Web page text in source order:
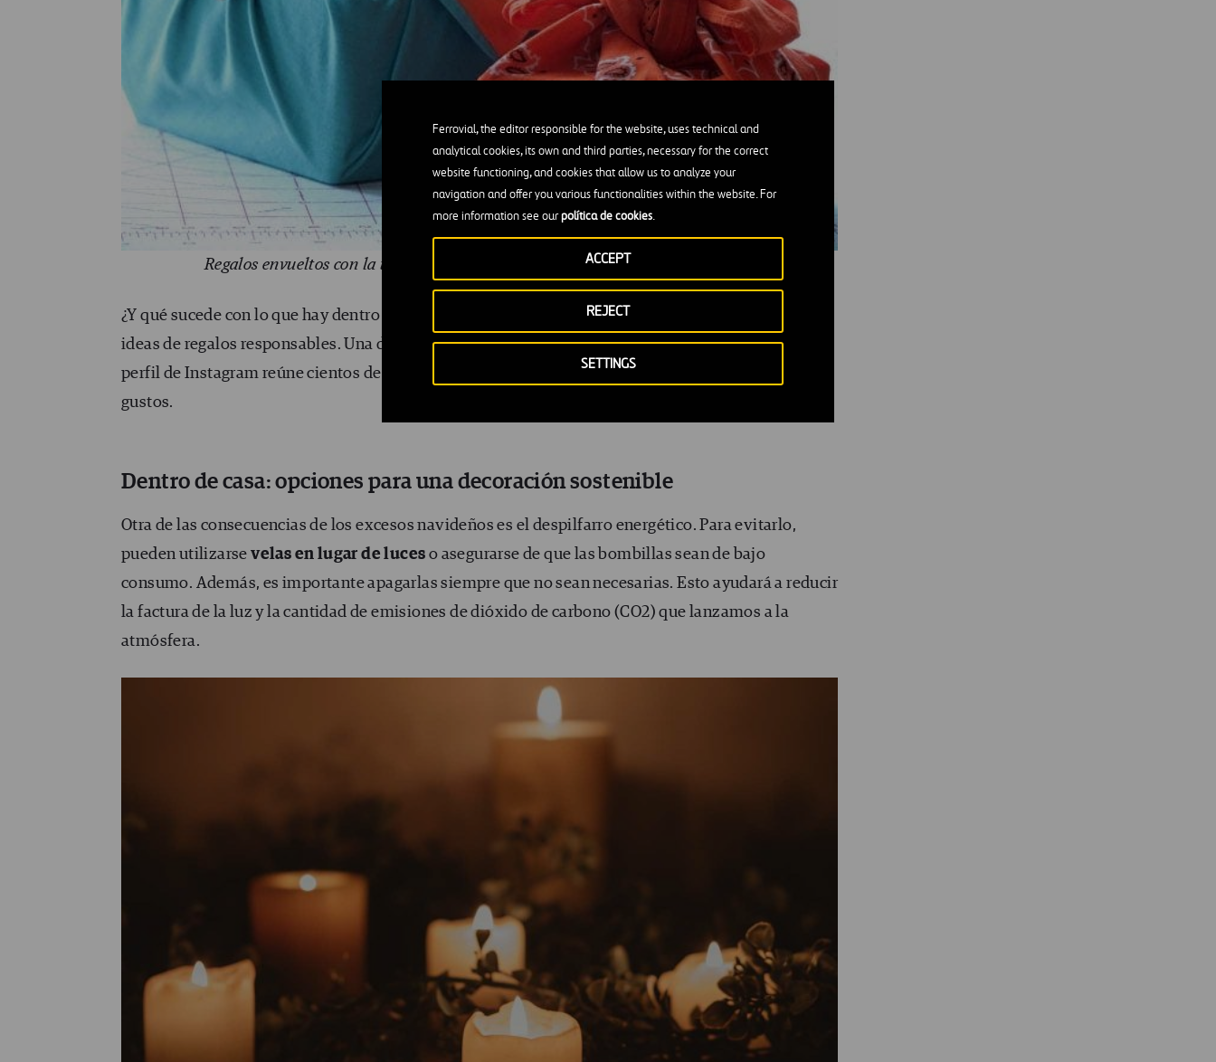
Ferrovial, the editor responsible for the website, uses technical and
analytical cookies, its own and third parties, necessary for the correct
website functioning, and cookies that allow us to analyze your
navigation and offer you various functionalities within the website. For
more information see ourpolítica de cookies.
SETTINGS
REJECT
ACCEPT
Regalos envueltos con la técnica japonesa furoshiki. Weekend knitter (Flickr).
¿Y qué sucede con lo que hay dentro de los envoltorios? Existen muchas opciones para encontrar
ideas de regalos responsables. Una de ellas es la iniciativaNavidad Sosteniblede Esturirafi: en su
perfil de Instagram reúne cientos de marcas y productos éticos, ecológicos y bonitos para todos los
gustos.
Dentro de casa: opciones para una decoración sostenible
Otra de las consecuencias de los excesos navideños es el despilfarro energético. Para evitarlo,
pueden utilizarsevelas en lugar de luces o asegurarse de que las bombillas sean de bajo
consumo. Además, es importante apagarlas siempre que no sean necesarias. Esto ayudará a reducir
la factura de la luz y la cantidad de emisiones de dióxido de carbono (CO2) que lanzamos a la
atmósfera.